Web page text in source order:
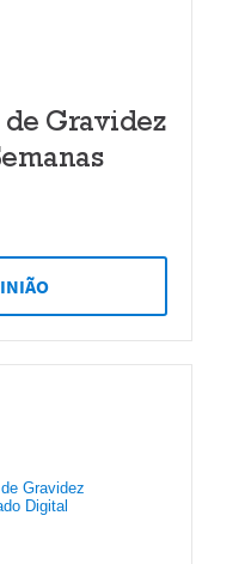
Gravidez